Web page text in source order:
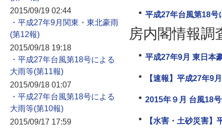
2015/09/19 02:44
・平成27年9月関東・東北豪雨
2015/09/18 19:18
・平成27年台風第18号による
大雨等
2015/09/18 01:07
・平成27年台風第18号による
大雨等
2015/09/17 17:59
平成27年台風第18号
房内閣情報調
平成27年9月 東日本
【速報】平成27年9
2015年９月 台風18
【水害・土砂災害】